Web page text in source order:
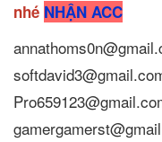
nhé NHẬN ACC